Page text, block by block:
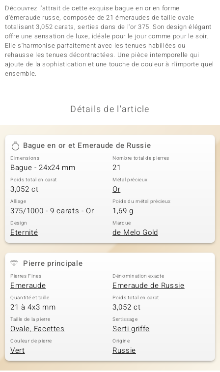
Découvrez l'attrait de cette exquise bague en or en forme
d'émeraude russe, composée de 21 émeraudes de taille ovale
totalisant 3,052 carats, serties dans de l'or 375. Son design élégant
offre une sensation de luxe, idéale pour le jour comme pour le soir.
Elle s'harmonise parfaitement avec les tenues habillées ou
rehausse les tenues décontractées. Une pièce intemporelle qui
ajoute de la sophistication et une touche de couleur à n'importe quel
ensemble.
Détails de l'article
Bague en or et Emeraude de Russie
Dimensions
Bague - 24x24 mm
Nombre total de pierres
21
Poids total en carat
3,052 ct
Métal précieux
Or
Alliage
375/1000 - 9 carats - Or
Poids du métal précieux
1,69 g
Design
Eternité
Marque
de Melo Gold
Pierre principale
Pierres Fines
Emeraude
Dénomination exacte
Emeraude de Russie
Quantité et taille
21 à 4x3 mm
Poids total en carat
3,052 ct
Taille de la pierre
Ovale, Facettes
Sertissage
Serti griffe
Couleur de pierre
Vert
Origine
Russie